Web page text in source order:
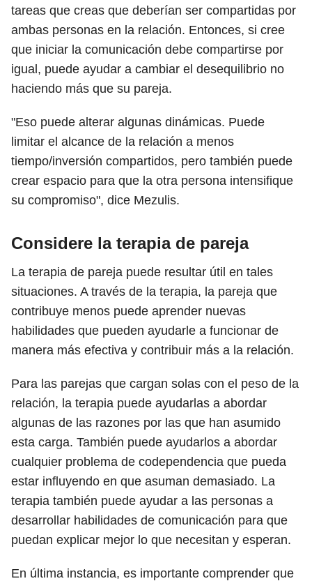
tareas que creas que deberían ser compartidas por
ambas personas en la relación. Entonces, si cree
que iniciar la comunicación debe compartirse por
igual, puede ayudar a cambiar el desequilibrio no
haciendo más que su pareja.
"Eso puede alterar algunas dinámicas. Puede
limitar el alcance de la relación a menos
tiempo/inversión compartidos, pero también puede
crear espacio para que la otra persona intensifique
su compromiso", dice Mezulis.
Considere la terapia de pareja
La terapia de pareja puede resultar útil en tales
situaciones. A través de la terapia, la pareja que
contribuye menos puede aprender nuevas
habilidades que pueden ayudarle a funcionar de
manera más efectiva y contribuir más a la relación.
Para las parejas que cargan solas con el peso de la
relación, la terapia puede ayudarlas a abordar
algunas de las razones por las que han asumido
esta carga. También puede ayudarlos a abordar
cualquier problema de codependencia que pueda
estar influyendo en que asuman demasiado. La
terapia también puede ayudar a las personas a
desarrollar habilidades de comunicación para que
puedan explicar mejor lo que necesitan y esperan.
En última instancia, es importante comprender que